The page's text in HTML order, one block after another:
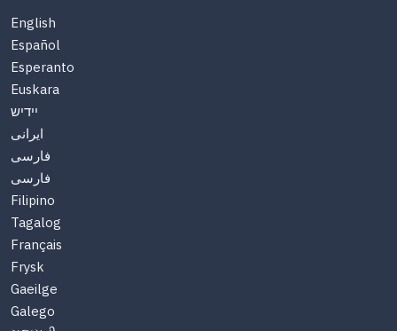
English
Español
Esperanto
Euskara
יידיש
ایرانی
فارسی
فارسی
Filipino
Tagalog
Français
Frysk
Gaeilge
Galego